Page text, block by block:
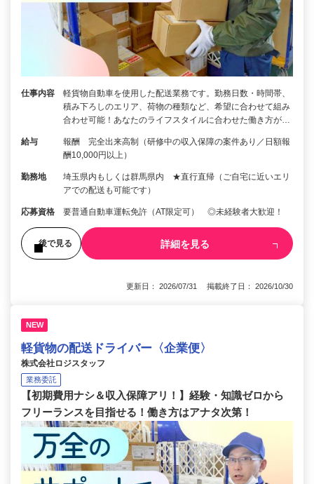
仕事内容
軽貨物自動車を使用した配送業務です。勤務日数・時間帯、
積み下ろしのエリア、荷物の種類など、希望に合わせて組み
合わせ可能！あなたのライフスタイルに合わせた働き方が…
給与
報酬 完全出来高制（研修中の収入保障の案件あり／日額報
酬10,000円以上）
勤務地
埼玉県内もしくは群馬県内 ★直行直帰（ご自宅に近いエリ
アでの配送も可能です）
応募資格 要普通自動車運転免許（AT限定可） ◎未経験者大歓迎！
後で見る 詳細を見る
更新日： 2026/07/31 掲載終了日： 2026/10/30
NEW
軽貨物の配送ドライバー〈企業便〉
株式会社ロジスタッフ
業務委託
【初期費用ナシ＆収入保障アリ！】経験・知識ゼロから
フリーランスを目指せる！働き方はアナタ次第！